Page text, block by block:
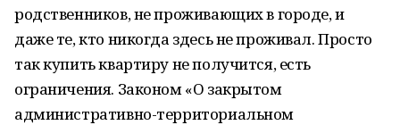
родственников, не проживающих в городе, и
даже те, кто никогда здесь не проживал. Просто
так купить квартиру не получится, есть
ограничения. Законом «О закрытом
административно-территориальном